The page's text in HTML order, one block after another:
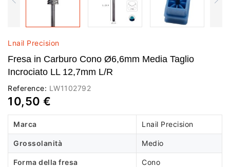
Lnail Precision
Fresa in Carburo Cono Ø6,6mm Media Taglio
Incrociato LL 12,7mm L/R
Reference: LW1102792
10,50 €
Marca Lnail Precision
Grossolanità Medio
Forma della fresa Cono